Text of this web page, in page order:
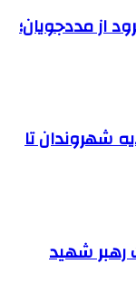
از مددجویان؛
شهروندان تا
رهبر شهید